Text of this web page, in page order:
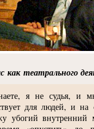
как театрального
я не судья, и
для людей, и на
убогий внутренний